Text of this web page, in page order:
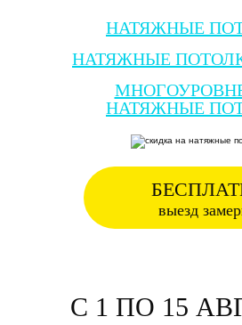
НАТЯЖНЫЕ
НАТЯЖНЫЕ
НАТЯЖНЫЕ
выезд
С 1 ПО 15